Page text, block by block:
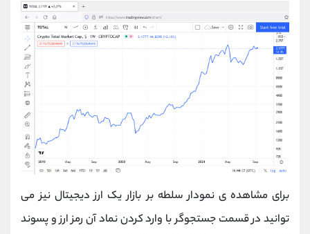
برای مشاهده ی نمودار سلطه بر بازار یک ارز دیجیتال نیز می
توانید در قسمت جستجوگر با وارد کردن نماد آن رمز ارز و پسوند